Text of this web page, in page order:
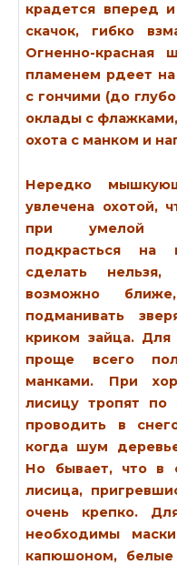
крадется вперед
скачок, гибко
Огненно-красная
пламенем рдеет на
с гончими (до
оклады с
охота с манком и
Нередко
увлечена охотой,
при умелой
подкрасться на
сделать
возможно
подманивать
криком зайца. Для
проще всего
манками. При
лисицу тропят
проводить в
когда шум
Но бывает, что в
лисица,
очень крепко.
необходимы
капюшоном,